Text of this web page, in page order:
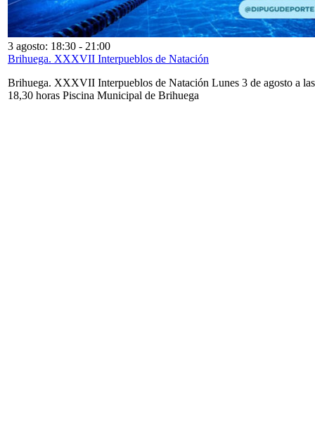
3 agosto: 18:30 - 21:00
Brihuega. XXXVII Interpueblos de Natación
Brihuega. XXXVII Interpueblos de Natación Lunes 3 de agosto a las
18,30 horas Piscina Municipal de Brihuega